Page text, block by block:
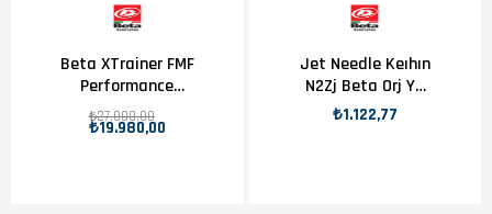
Beta XTrainer FMF
Performance
Egzoz
₺19.980,00
₺27.000,00
Jet Needle Keıhın
N2Zj Beta Orj Yp
B11-2
₺1.122,77